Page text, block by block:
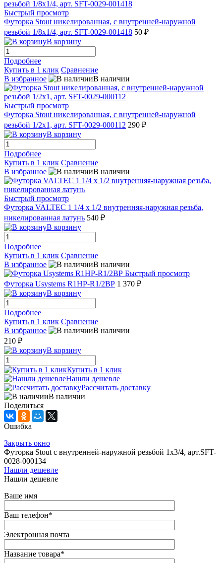
Быстрый просмотр
Футорка Stout никелированная, с внутренней-наружной
резьбой 1/8х1/4, арт. SFT-0029-001418 50 ₽
В корзину
Подробнее
Купить в 1 клик Сравнение
В избранное
В наличии
Быстрый просмотр
Футорка Stout никелированная, с внутренней-наружной
резьбой 1/2х1, арт. SFT-0029-000112 290 ₽
В корзину
Подробнее
Купить в 1 клик Сравнение
В избранное
В наличии
Быстрый просмотр
Футорка VALTEC 1 1/4 х 1/2 внутренняя-наружная резьба,
никелированная латунь 540 ₽
В корзину
Подробнее
Купить в 1 клик Сравнение
В избранное
В наличии
Быстрый просмотр
Футорка Usystems R1НР-R1/2ВР 1 370 ₽
В корзину
Подробнее
Купить в 1 клик Сравнение
В избранное
В наличии
210 ₽
В корзину
Купить в 1 клик
Нашли дешевле
Рассчитать доставку
В наличии
Поделиться
Ошибка
Закрыть окно
Футорка Stout с внутренней-наружной резьбой 1x3/4, арт.SFT-
0028-000134
Нашли дешевле
Нашли дешевле
Ваше имя
Ваш телефон*
Электронная почта
Название товара*